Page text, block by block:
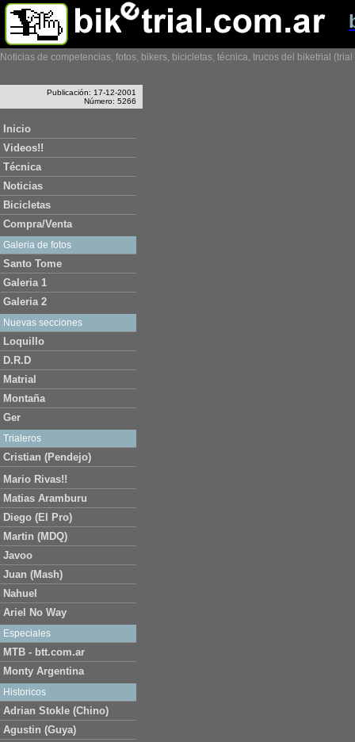
Noticias de competencias, fotos, bikers, bicicletas, técnica, trucos del biketrial
Publicación: 17-12-2001
Número: 5266
Inicio
Videos!!
Técnica
Noticias
Bicicletas
Compra/Venta
Galeria de fotos
Santo Tome
Galeria 1
Galeria 2
Nuevas secciones
Loquillo
D.R.D
Matrial
Montaña
Ger
Trialeros
Cristian (Pendejo)
Mario Rivas!!
Matias Aramburu
Diego (El Pro)
Martin (MDQ)
Javoo
Juan (Mash)
Nahuel
Ariel No Way
Especiales
MTB - btt.com.ar
Monty Argentina
Historicos
Adrian Stokle (Chino)
Agustin (Guya)